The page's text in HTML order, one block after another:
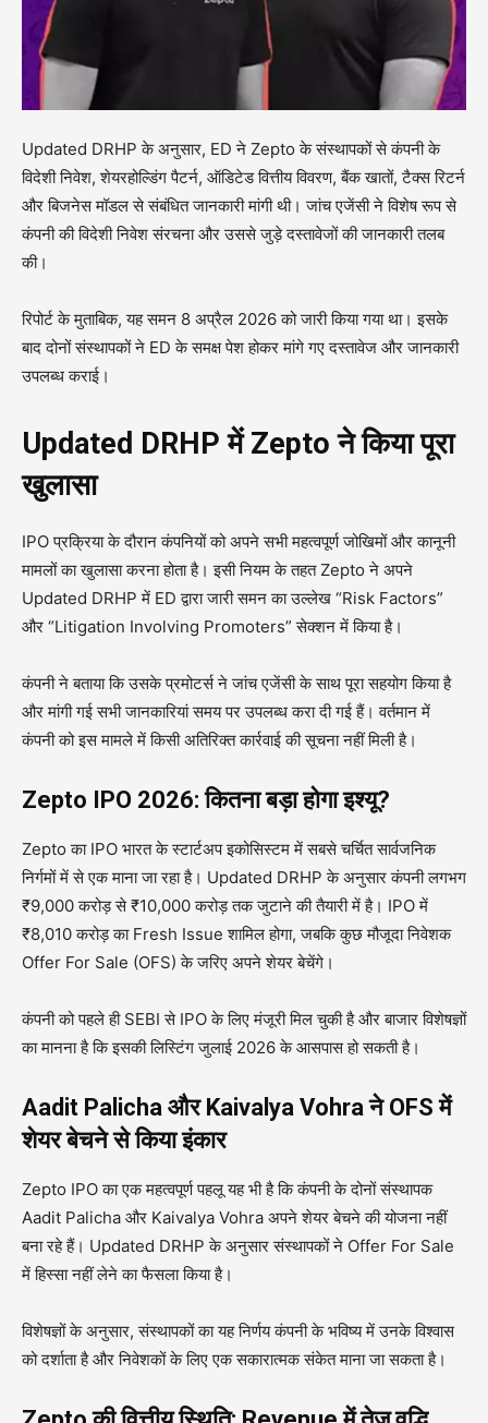
Updated DRHP के अनुसार, ED ने Zepto के संस्थापकों से कंपनी के
विदेशी निवेश, शेयरहोल्डिंग पैटर्न, ऑडिटेड वित्तीय विवरण, बैंक खातों, टैक्स रिटर्न
और बिजनेस मॉडल से संबंधित जानकारी मांगी थी। जांच एजेंसी ने विशेष रूप से
कंपनी की विदेशी निवेश संरचना और उससे जुड़े दस्तावेजों की जानकारी तलब
की।
रिपोर्ट के मुताबिक, यह समन 8 अप्रैल 2026 को जारी किया गया था। इसके
बाद दोनों संस्थापकों ने ED के समक्ष पेश होकर मांगे गए दस्तावेज और जानकारी
उपलब्ध कराई।
Updated DRHP में Zepto ने किया पूरा
खुलासा
IPO प्रक्रिया के दौरान कंपनियों को अपने सभी महत्वपूर्ण जोखिमों और कानूनी
मामलों का खुलासा करना होता है। इसी नियम के तहत Zepto ने अपने
Updated DRHP में ED द्वारा जारी समन का उल्लेख “Risk Factors”
और “Litigation Involving Promoters” सेक्शन में किया है।
कंपनी ने बताया कि उसके प्रमोटर्स ने जांच एजेंसी के साथ पूरा सहयोग किया है
और मांगी गई सभी जानकारियां समय पर उपलब्ध करा दी गई हैं। वर्तमान में
कंपनी को इस मामले में किसी अतिरिक्त कार्रवाई की सूचना नहीं मिली है।
Zepto IPO 2026: कितना बड़ा होगा इश्यू?
Zepto का IPO भारत के स्टार्टअप इकोसिस्टम में सबसे चर्चित सार्वजनिक
निर्गमों में से एक माना जा रहा है। Updated DRHP के अनुसार कंपनी लगभग
₹9,000 करोड़ से ₹10,000 करोड़ तक जुटाने की तैयारी में है। IPO में
₹8,010 करोड़ का Fresh Issue शामिल होगा, जबकि कुछ मौजूदा निवेशक
Offer For Sale (OFS) के जरिए अपने शेयर बेचेंगे।
कंपनी को पहले ही SEBI से IPO के लिए मंजूरी मिल चुकी है और बाजार विशेषज्ञों
का मानना है कि इसकी लिस्टिंग जुलाई 2026 के आसपास हो सकती है।
Aadit Palicha और Kaivalya Vohra ने OFS में
शेयर बेचने से किया इंकार
Zepto IPO का एक महत्वपूर्ण पहलू यह भी है कि कंपनी के दोनों संस्थापक
Aadit Palicha और Kaivalya Vohra अपने शेयर बेचने की योजना नहीं
बना रहे हैं। Updated DRHP के अनुसार संस्थापकों ने Offer For Sale
में हिस्सा नहीं लेने का फैसला किया है।
विशेषज्ञों के अनुसार, संस्थापकों का यह निर्णय कंपनी के भविष्य में उनके विश्वास
को दर्शाता है और निवेशकों के लिए एक सकारात्मक संकेत माना जा सकता है।